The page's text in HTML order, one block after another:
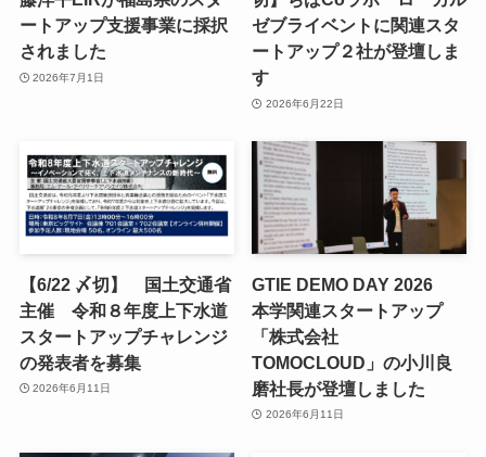
ートアップ支援事業に採択
されました
2026年7月1日
ゼブライベントに関連スタ
ートアップ２社が登壇しま
す
2026年6月22日
【6/22 〆切】 国土交通省
主催 令和８年度上下水道
スタートアップチャレンジ
の発表者を募集
2026年6月11日
GTIE DEMO DAY 2026
本学関連スタートアップ
「株式会社
TOMOCLOUD」の小川良
磨社長が登壇しました
2026年6月11日